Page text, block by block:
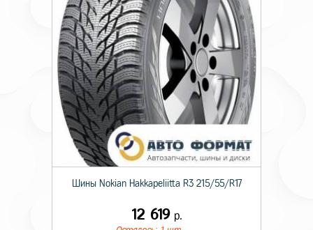
Индекс нагрузки 101
Шины Nokian Hakkapeliitta R3 215/55/R17
12 619р.